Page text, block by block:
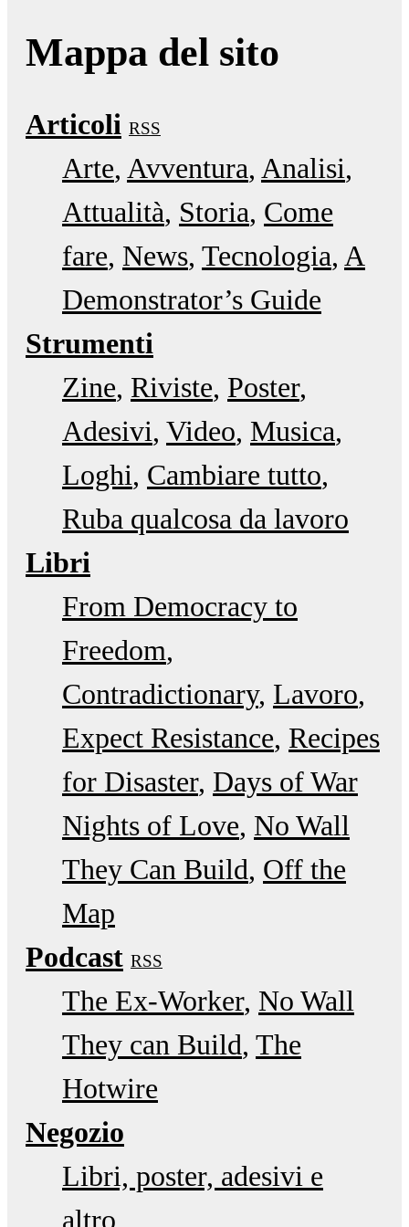
Mappa del sito
Articoli RSS
Arte Avventura Analisi
Attualità Storia Come
fare News Tecnologia A
Demonstrator’s Guide
Strumenti
Zine Riviste Poster
Adesivi Video Musica
Loghi Cambiare tutto
Ruba qualcosa da lavoro
Libri
From Democracy to
Freedom
Contradictionary Lavoro
Expect Resistance Recipes
for Disaster Days of War
Nights of Love No Wall
They Can Build Off the
Map
Podcast RSS
The Ex-Worker No Wall
They can Build The
Hotwire
Negozio
Libri, poster, adesivi e
altro